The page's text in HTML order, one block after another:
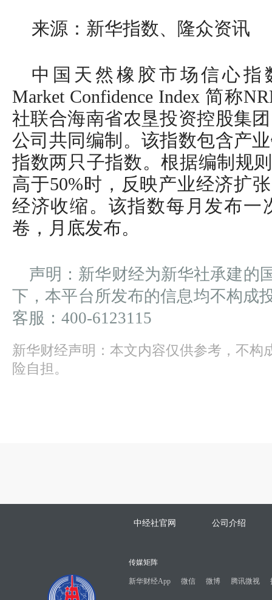
来源：新华指数、隆众资讯
中国天然橡胶市场信心指
Market Confidence Index 简称
社联合海南省农垦投资控股集
公司共同编制。该指数包含产
指数两只子指数。根据编制规
高于50%时，反映产业经济扩
经济收缩。该指数每月发布一
卷，月底发布。
声明：新华财经为新华社承建的
下，本平台所发布的信息均不构成
客服：400-6123115
新华财经声明：本文内容仅供参考，不构
险自担。
中经社官网 公司介绍
传媒矩阵
新华财经App 微信 微博 腾讯微视